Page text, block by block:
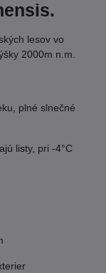
lesov vo
2000m n.m.
plné slnečné
listy, pri -4°C